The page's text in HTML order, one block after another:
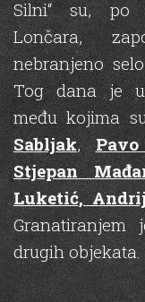
Silni“ su, po
Lončara,
nebranjeno
Tog dana je
među kojima
Sabljak,
Stjepan
Luketić,
drugih objekata.